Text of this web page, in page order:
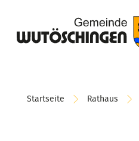
Startseite Rathaus